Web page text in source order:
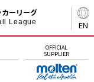
EN
ーリーグ
League
OFFICIAL
SUPPLIER